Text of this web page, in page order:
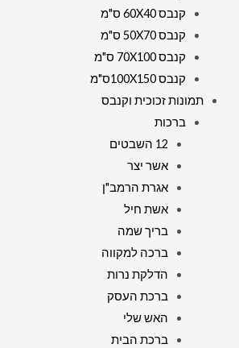
קנבס 60X40 ס"מ
קנבס 50X70 ס"מ
קנבס 70X100 ס"מ
קנבס 100X150ס"מ
תמונות זכוכית וקנבס
ברכות
12 השבטים
אשר יצר
אגרת הרמב"ן
אשת חיל
בריך שמה
ברכה למקווה
הדלקת נרות
ברכת העסק
האש שלי
ברכת הבית